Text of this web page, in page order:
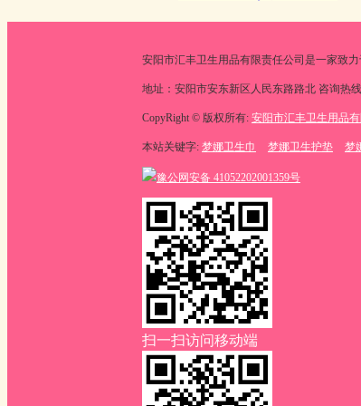
安阳市汇丰卫生用品有限责任公司是一家致
地址：安阳市安东新区人民东路路北 咨询热线
CopyRight © 版权所有: 安阳市汇丰卫生用品
本站关键字: 梦娜卫生巾 梦娜卫生护垫 梦
豫公网安备 41052202001359号
扫一扫访问移动端